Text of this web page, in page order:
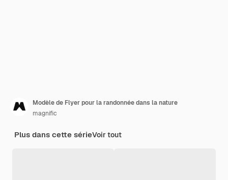
Modèle de Flyer pour la randonnée dans la nature
magnific
Plus dans cette sérieVoir tout